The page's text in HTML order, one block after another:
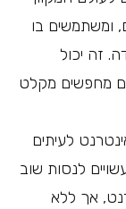
ומשתמשים בו
זה יכול
מחפשים מקלט
לעיתים
לנסות שוב
אך ללא